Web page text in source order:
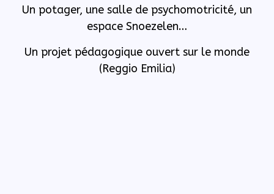
Un potager, une salle de psychomotricité, un
espace Snoezelen…
Un projet pédagogique ouvert sur le monde
(Reggio Emilia)